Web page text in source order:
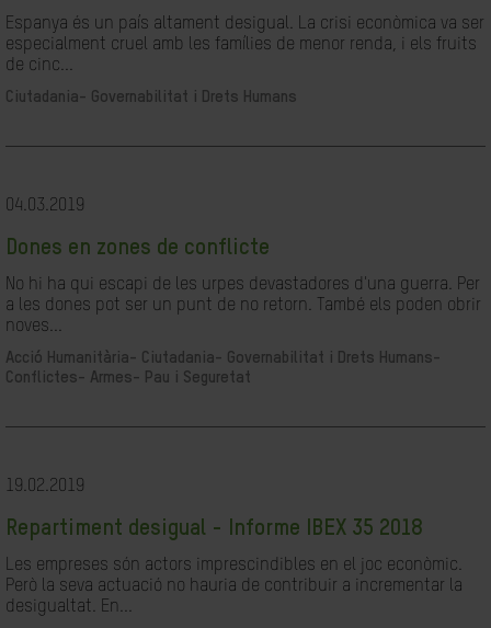
Espanya és un país altament desigual. La crisi econòmica va ser
especialment cruel amb les famílies de menor renda, i els fruits
de cinc...
Ciutadania- Governabilitat i Drets Humans
04.03.2019
Dones en zones de conflicte
No hi ha qui escapi de les urpes devastadores d'una guerra. Per
a les dones pot ser un punt de no retorn. També els poden obrir
noves...
Acció Humanitària-
Ciutadania- Governabilitat i Drets Humans-
Conflictes- Armes- Pau i Seguretat
19.02.2019
Repartiment desigual - Informe IBEX 35 2018
Les empreses són actors imprescindibles en el joc econòmic.
Però la seva actuació no hauria de contribuir a incrementar la
desigualtat. En...